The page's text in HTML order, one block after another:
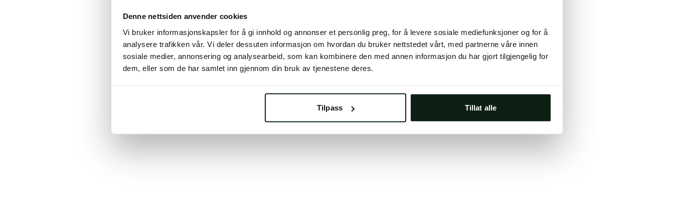
Denne nettsiden anvender cookies
Vi bruker informasjonskapsler for å gi innhold og annonser et personlig preg, for å levere sosiale mediefunksjoner og for å
analysere trafikken vår. Vi deler dessuten informasjon om hvordan du bruker nettstedet vårt, med partnerne våre innen
sosiale medier, annonsering og analysearbeid, som kan kombinere den med annen informasjon du har gjort tilgjengelig for
dem, eller som de har samlet inn gjennom din bruk av tjenestene deres.
Tilpass Tillat alle
try waiting a moment or reopening your browser.
Clearing your browser cache may also help in some cases.
We apologize for the inconvenience.